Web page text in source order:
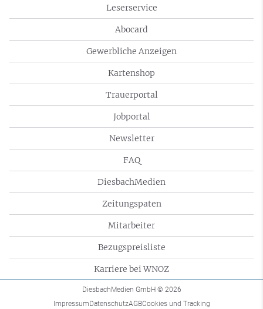
Leserservice
Abocard
Gewerbliche Anzeigen
Kartenshop
Trauerportal
Jobportal
Newsletter
FAQ
DiesbachMedien
Zeitungspaten
Mitarbeiter
Bezugspreisliste
Karriere bei WNOZ
DiesbachMedien GmbH © 2026
ImpressumDatenschutzAGBCookies und Tracking